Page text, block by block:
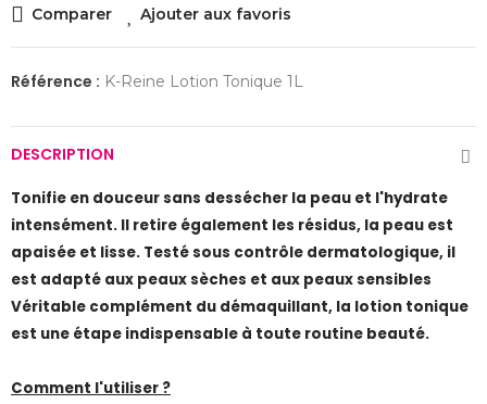
Comparer Ajouter aux favoris
Référence : K-Reine Lotion Tonique 1L
DESCRIPTION
Tonifie en douceur sans dessécher la peau et l'hydrate
intensément. Il retire également les résidus, la peau est
apaisée et lisse. Testé sous contrôle dermatologique, il
est adapté aux peaux sèches et aux peaux sensibles
Véritable complément du démaquillant, la lotion tonique
est une étape indispensable à toute routine beauté.
Comment l'utiliser ?